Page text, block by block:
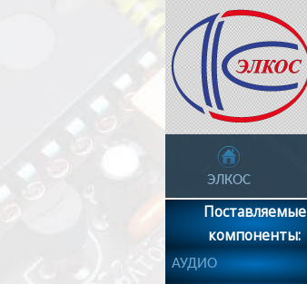
ЭЛКОС
Поставляемые
компоненты:
АУДИО